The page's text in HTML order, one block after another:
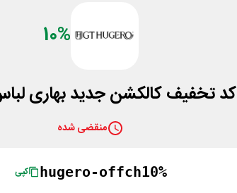
10%
کد تخفیف کالکشن جدید بهاری
منقضی شده
hugero-offch10% کپی